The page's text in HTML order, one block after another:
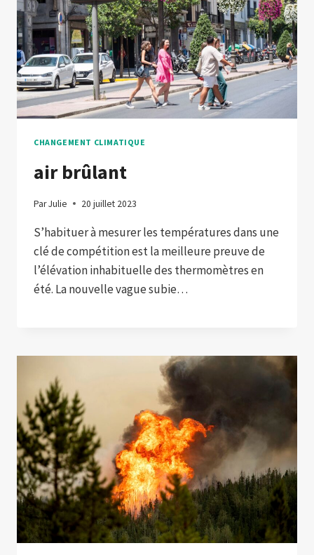
CHANGEMENT CLIMATIQUE
air brûlant
ParJulie 20 juillet 2023
S’habituer à mesurer les températures dans une
clé de compétition est la meilleure preuve de
l’élévation inhabituelle des thermomètres en
été. La nouvelle vague subie…